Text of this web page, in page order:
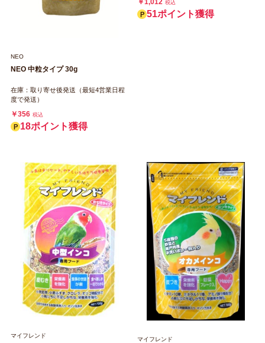
NEO
NEO 中粒タイプ 30g
在庫：取り寄せ後発送（最短4営業日程
度で発送）
￥356 税込
18ポイント獲得
￥1,012 税込
51ポイント獲得
マイフレンド
マイフレンド